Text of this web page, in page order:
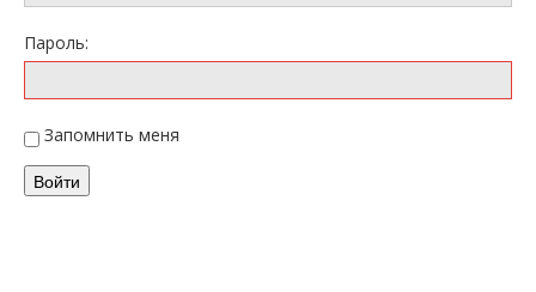
Пароль:
Запомнить меня
Войти